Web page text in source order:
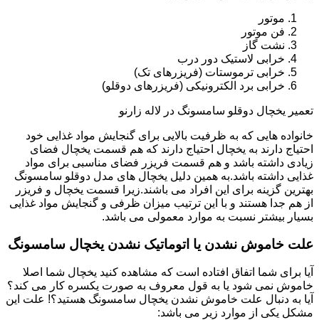
موتور
فن موتور
نشت گاز
خرابی لاستیک دور درب
خرابی ترموستات (فریزرهای تک)
خرابی برد الکترونیکی (فریزرهای دوقلو)
تعمیر یخچال دوقلو سامسونگ در لاله زارنو
خانواده هایی که به ظرفیت بالایی برای گنجایش مواد غذایی خود
احتیاج دارند به یخچال احتیاج دارند که هم قسمت یخچال فضای
زیادی داشته باشد و هم قسمت فریزر فضای مناسبی برای مواد
غذایی داشته باشد.به همین دلیل یخچال های مدل دوقلو سامسونگ
بهترین گزینه برای این افراد می باشند.زیرا قسمت یخچال و فریزر
از هم جدا هستند و با این ترتیب میزان ظرفی و گنجایش مواد غذایی
بسیار بیشتر نسبت به موارد معمولی می باشد.
علت خاموش نشدن یا اتوماتیک نشدن یخچال سامسونگ
آیا برای شما اتفاق افتاده است که مشاهده کنید یخچال شما اصلا
خاموش نمی شود یا به قول معروف به صورت یکسره کار می کند؟
آیا به دنبال علت خاموش نشدن یخچال سامسونگ هستید؟! علت این
مشکل یکی از موارد زیر می باشد: